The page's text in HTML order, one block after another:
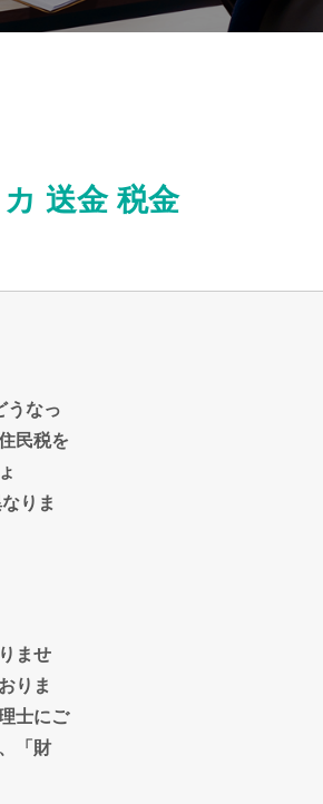
送金 税金
うなっ
民税を
りま
ませ
りま
士にご
「財